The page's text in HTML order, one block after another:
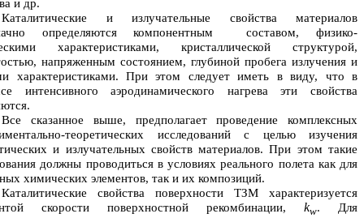
и др.
Каталитические и излучательные свойства материалов
определяются компонентным
составом, физико-
характеристиками, кристаллической структурой,
напряженным состоянием, глубиной пробега излучения и
характеристиками. При этом следует иметь в виду, что в
интенсивного аэродинамического нагрева эти свойства
Все сказанное выше, предполагает проведение комплексных
теоретических исследований с целью изучения
и излучательных свойств материалов. При этом такие
должны проводиться в условиях реального полета как для
химических элементов, так и их композиций.
Каталитические свойства поверхности ТЗМ характеризуется
скорости поверхностной рекомбинации,
kw. Для